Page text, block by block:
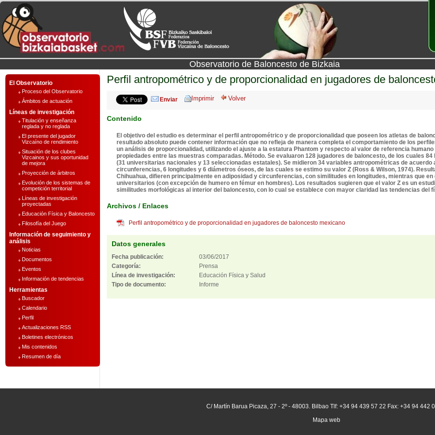
Observatorio de Baloncesto de Bizkaia
El Observatorio
Proceso del Observatorio
Ámbitos de actuación
Líneas de investigación
Titulación y enseñanza
reglada y no reglada
El presente del jugador
Vizcaíno de rendimiento
Situación de los clubes
Vizcainos y sus oportunidad
de mejora
Proyección de árbitros
Evolución de los sistemas de
competición territorial
Líneas de investigación
proyectadas
Educación Física y Baloncesto
Filosofía del Juego
Información de seguimiento y
análisis
Noticias
Documentos
Eventos
Información de tendencias
Herramientas
Buscador
Calendario
Perfil
Actualizaciones RSS
Boletines electrónicos
Mis contenidos
Resumen de día
Perfil antropométrico y de proporcionalidad en jugadores de
Enviar
Contenido
El objetivo del estudio es determinar el perfil antropométrico y de proporcionalidad que poseen los atletas de
resultado absoluto puede contener información que no refleja de manera completa el comportamiento de los
un análisis de proporcionalidad, utilizando el ajuste a la estatura Phantom y respecto al valor de referencia
propiedades entre las muestras comparadas. Método. Se evaluaron 128 jugadores de baloncesto, de los cuales
(31 universitarias nacionales y 13 seleccionadas estatales). Se midieron 34 variables antropométricas de
circunferencias, 6 longitudes y 6 diámetros óseos, de las cuales se estimo su valor Z (Ross & Wilson, 1974).
Chihuahua, difieren principalmente en adiposidad y circunferencias, con similitudes en longitudes, mientras que
universitarios (con excepción de humero en fémur en hombres). Los resultados sugieren que el valor Z es un
similitudes morfológicas al interior del baloncesto, con lo cual se establece con mayor claridad las tendencias del
Archivos / Enlaces
Perfil antropométrico y de proporcionalidad en jugadores de baloncesto mexicano
Datos generales
Fecha publicación:
03/06/2017
Categoría:
Prensa
Línea de investigación:
Educación Física y Salud
Tipo de documento:
Informe
C/ Martín Barua Picaza, 27 - 2º - 48003. Bilbao Tlf: +34 94 439 57 22 Fax: +34 94 442
Mapa web